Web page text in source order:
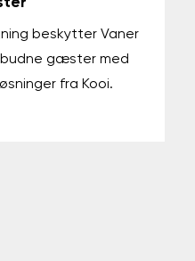
beskytter Vaner
gæster med
fra Kooi.